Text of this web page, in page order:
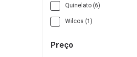
Quinelato (6)
Wilcos (1)
Preço